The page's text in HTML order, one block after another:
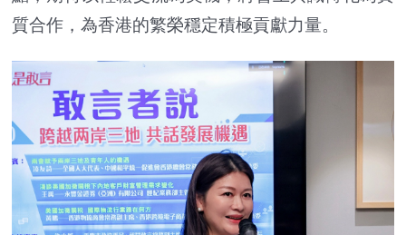
質合作，為香港的繁榮穩定積極貢獻力量。